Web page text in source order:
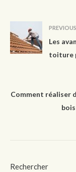
Les
toiture
Comment réaliser
Rechercher